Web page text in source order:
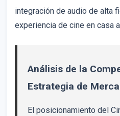
integración de audio de alta
experiencia de cine en casa
Análisis de la
Estrategia de
El posicionamiento del